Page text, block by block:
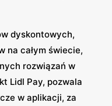
dyskontowych,
na całym świecie,
rozwiązań w
Lidl Pay, pozwala
w aplikacji, za